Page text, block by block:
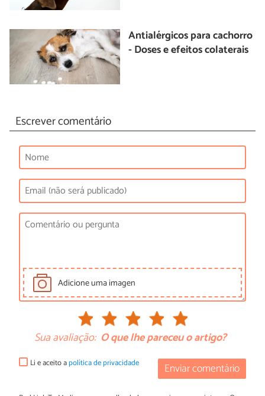
Antialérgicos para cachorro
- Doses e efeitos colaterais
Escrever comentário
Adicione uma imagen
Sua avaliação: O que lhe pareceu o artigo?
Enviar comentário
Li e aceito apolítica de privacidade